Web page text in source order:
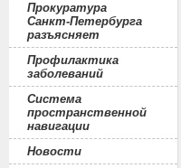
Прокуратура
Санкт-Петербурга
разъясняет
Профилактика
заболеваний
Система
пространственной
навигации
Новости